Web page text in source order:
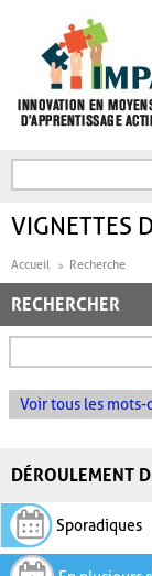
FORMULAIRE DE
VIGNETTES
Accueil Recherche
RECHERCHER
Voir tous les mots-
DÉROULEMENT
Sporadiques